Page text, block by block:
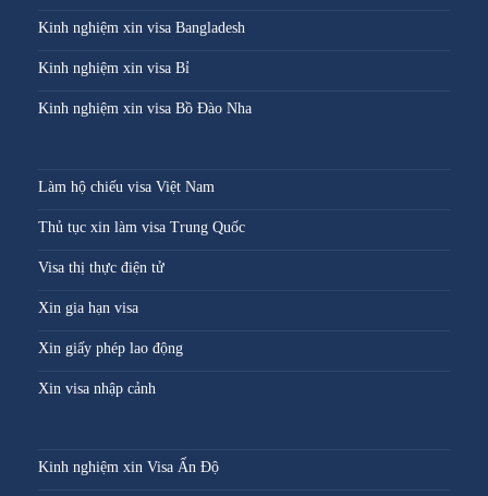
Kinh nghiệm xin visa Bangladesh
Kinh nghiệm xin visa Bỉ
Kinh nghiệm xin visa Bồ Đào Nha
Làm hộ chiếu visa Việt Nam
Thủ tục xin làm visa Trung Quốc
Visa thị thực điện tử
Xin gia hạn visa
Xin giấy phép lao động
Xin visa nhập cảnh
Kinh nghiệm xin Visa Ấn Độ